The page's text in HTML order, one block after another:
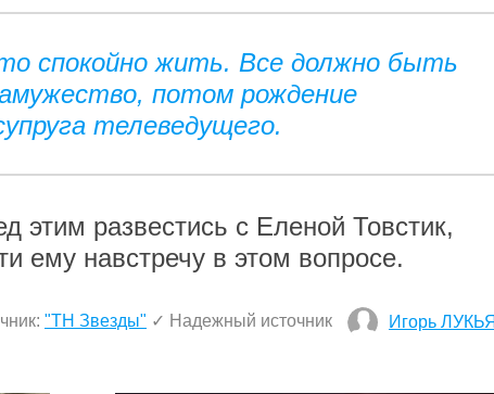
спокойно жить. Все должно быть
потом рождение
телеведущего.
этим развестись с Еленой Товстик,
ему навстречу в этом вопросе.
"ТН Звезды" ✓ Надежный источник Игорь